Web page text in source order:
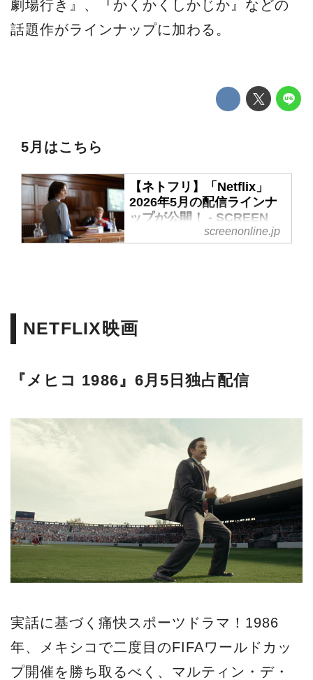
劇場行き』、『かくかくしかじか』などの
話題作がラインナップに加わる。
5月はこちら
【ネトフリ】「Netflix」
2026年5月の配信ラインナ
ップが公開！ - SCREEN
ONLINE（スクリーンオン
ンナップが発表。オリジナル
のエマ・マイヤーズが主演す
るミステリーの最新シーズン
シーズン2」、『塔の上のラ
プンツェル』の監督が手掛け
たアニメーションコメディ
『プークーと魔法の植物』、
「ストレンジャー・シングス
未知の世界」のダファー兄弟
が手掛ける新作「ザ・ボロー
ズ」などが配信される。ま
た、オリジナル作品以外に
主演で映画化した『WIND...
screenonline.jp
NETFLIX映画
『メヒコ 1986』6月5日独占配信
実話に基づく痛快スポーツドラマ！1986
年、メキシコで二度目のFIFAワールドカッ
プ開催を勝ち取るべく、マルティン・デ・